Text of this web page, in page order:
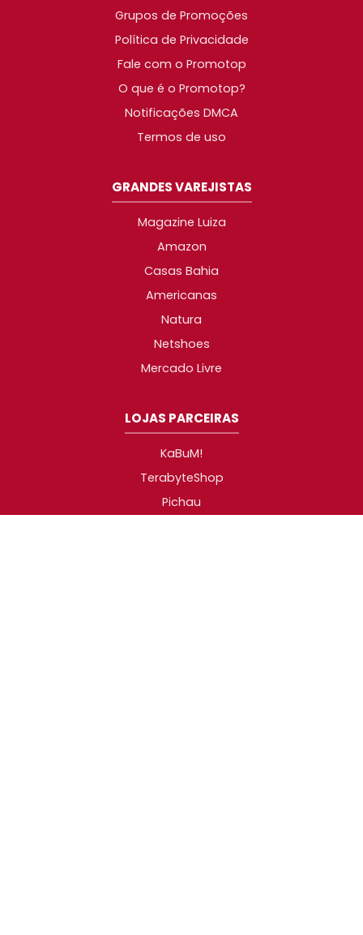
Grupos de Promoções
Política de Privacidade
Fale com o Promotop
O que é o Promotop?
Notificações DMCA
Termos de uso
GRANDES VAREJISTAS
Magazine Luiza
Amazon
Casas Bahia
Americanas
Natura
Netshoes
Mercado Livre
LOJAS PARCEIRAS
KaBuM!
TerabyteShop
Pichau